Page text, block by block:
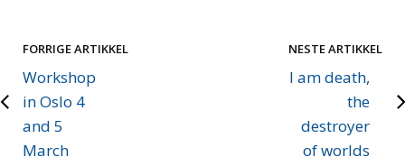
FORRIGE ARTIKKEL
Workshop
in Oslo 4
and 5
March
NESTE ARTIKKEL
I am death,
the
destroyer
of worlds